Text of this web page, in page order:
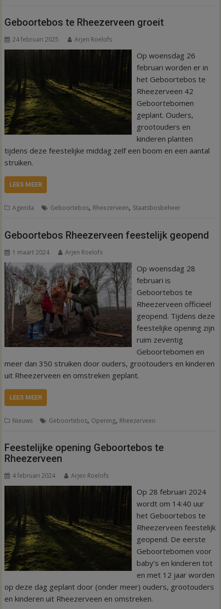
Geboortebos te Rheezerveen groeit
24 februari 2025 Arjen Roelofs
Op woensdag 26
februari worden er in
het Geboortebos te
Rheezerveen 42
Geboortebomen
geplant. Ouders,
grootouders en
kinderen planten
tijdens deze feestelijke middag zelf een boom en een aantal
struiken.
LEES MEER
Agenda Geboortebos, Rheezerveen, Staatsbosbeheer
Geboortebos Rheezerveen feestelijk geopend
1 maart 2024 Arjen Roelofs
Op woensdag 28
februari is
Geboortebos te
Rheezerveen officieel
geopend. Tijdens deze
feestelijke opening zijn
ruim zeventig
Geboortebomen en
meer dan 350 struiken door ouders, grootouders en kinderen
uit Rheezerveen en omstreken geplant.
LEES MEER
Nieuws Geboortebos, Opening, Rheezerveen
Feestelijke opening Geboortebos te
Rheezerveen
4 februari 2024 Arjen Roelofs
Op 28 februari 2024
wordt om 14:40 uur
het Geboortebos te
Rheezerveen feestelijk
geopend. De eerste
Geboortebomen voor
baby’s en kinderen tot
en met 12 jaar worden
op deze dag geplant door (onder meer) ouders, grootouders
en kinderen uit Rheezerveen en omstreken.